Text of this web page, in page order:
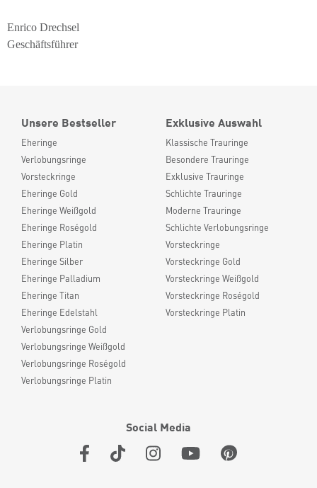
Enrico Drechsel
Geschäftsführer
Unsere Bestseller
Eheringe
Verlobungsringe
Vorsteckringe
Eheringe Gold
Eheringe Weißgold
Eheringe Roségold
Eheringe Platin
Eheringe Silber
Eheringe Palladium
Eheringe Titan
Eheringe Edelstahl
Verlobungsringe Gold
Verlobungsringe Weißgold
Verlobungsringe Roségold
Verlobungsringe Platin
Exklusive Auswahl
Klassische Trauringe
Besondere Trauringe
Exklusive Trauringe
Schlichte Trauringe
Moderne Trauringe
Schlichte Verlobungsringe
Vorsteckringe
Vorsteckringe Gold
Vorsteckringe Weißgold
Vorsteckringe Roségold
Vorsteckringe Platin
Social Media